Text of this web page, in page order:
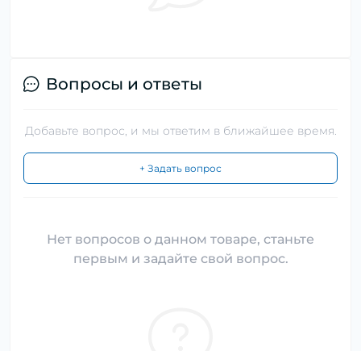
Вопросы и ответы
Добавьте вопрос, и мы ответим в ближайшее время.
+ Задать вопрос
Нет вопросов о данном товаре, станьте
первым и задайте свой вопрос.